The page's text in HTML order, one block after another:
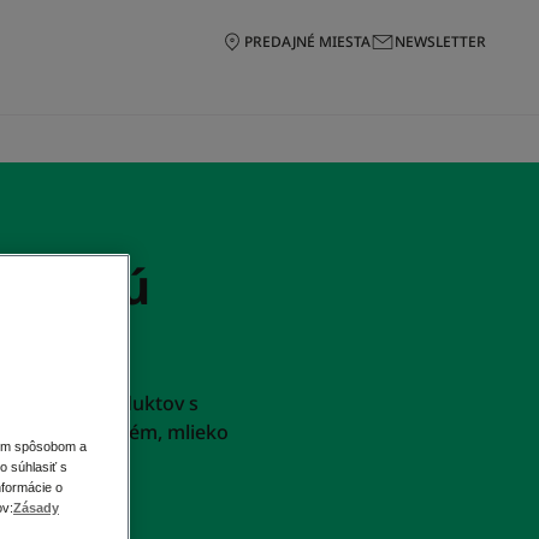
PREDAJNÉ MIESTA NEWSLETTER
produktov s
Balzam, krém, mlieko
spôsobom a
súhlasiť s
o
Zásady